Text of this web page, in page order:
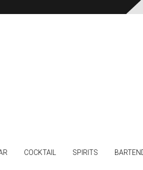
COCKTAIL SPIRITS